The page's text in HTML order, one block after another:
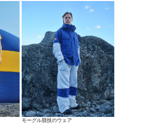
モーグル競技のウェア